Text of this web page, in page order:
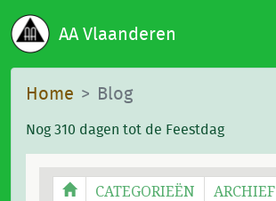
AA Vlaanderen
Home Blog
Nog 310 dagen tot de Feestdag
CATEGORIEËN ARCHIEF